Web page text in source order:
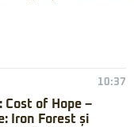
10:37
Cost of Hope –
Iron Forest și